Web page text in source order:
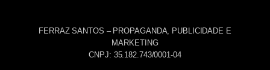
FERRAZ SANTOS – PROPAGANDA, PUBLICIDADE E
MARKETING
CNPJ: 35.182.743/0001-04